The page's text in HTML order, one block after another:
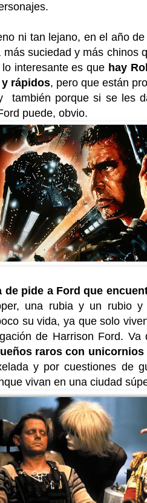
ni tan lejano, en el año
suciedad y más chinos
interesante es que hay
rápidos, pero que están
también porque si se les
puede, obvio.
de pide a Ford que
una rubia y un rubio
su vida, ya que solo
de Harrison Ford.
raros con unicornios
y por cuestiones de
vivan en una ciudad